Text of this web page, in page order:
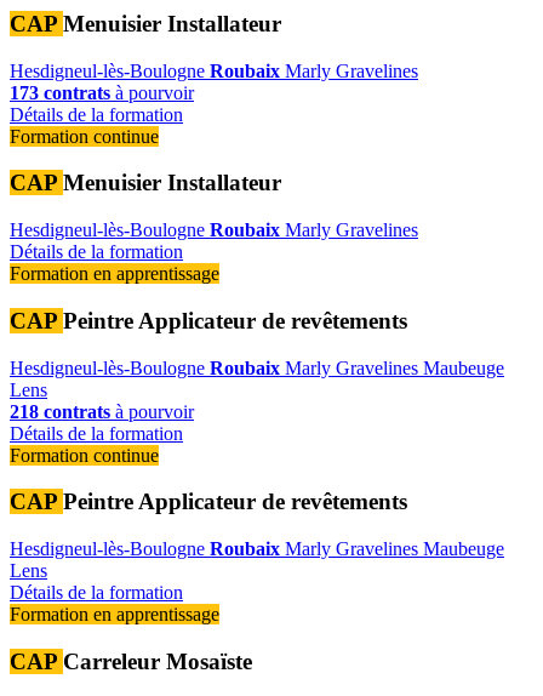
CAP Menuisier Installateur
Hesdigneul-lès-Boulogne Roubaix Marly Gravelines
173 contrats à pourvoir
Détails de la formation
Formation continue
CAP Menuisier Installateur
Hesdigneul-lès-Boulogne Roubaix Marly Gravelines
Détails de la formation
Formation en apprentissage
CAP Peintre Applicateur de revêtements
Hesdigneul-lès-Boulogne Roubaix Marly Gravelines Maubeuge
Lens
218 contrats à pourvoir
Détails de la formation
Formation continue
CAP Peintre Applicateur de revêtements
Hesdigneul-lès-Boulogne Roubaix Marly Gravelines Maubeuge
Lens
Détails de la formation
Formation en apprentissage
CAP Carreleur Mosaïste